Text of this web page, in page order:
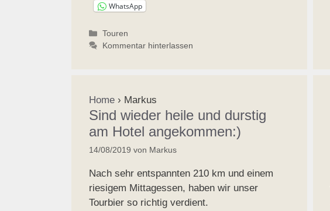
WhatsApp
Kategorien
Touren
Kommentar hinterlassen
Home › Markus
Sind wieder heile und durstig
am Hotel angekommen:)
14/08/2019 von Markus
Nach sehr entspannten 210 km und einem
riesigem Mittagessen, haben wir unser
Tourbier so richtig verdient.